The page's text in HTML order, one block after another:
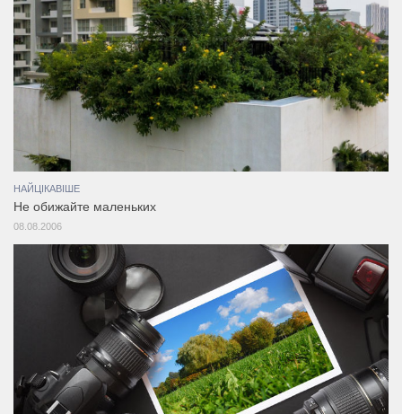
НАЙЦІКАВІШЕ
Не обижайте маленьких
08.08.2006